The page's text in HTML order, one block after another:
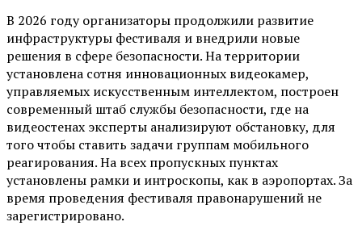
В 2026 году организаторы продолжили развитие
инфраструктуры фестиваля и внедрили новые
решения в сфере безопасности. На территории
установлена сотня инновационных видеокамер,
управляемых искусственным интеллектом, построен
современный штаб службы безопасности, где на
видеостенах эксперты анализируют обстановку, для
того чтобы ставить задачи группам мобильного
реагирования. На всех пропускных пунктах
установлены рамки и интроскопы, как в аэропортах. За
время проведения фестиваля правонарушений не
зарегистрировано.